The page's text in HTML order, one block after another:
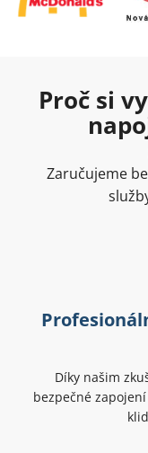
Proč si
Zaručujeme
Díky našim
bezpečné